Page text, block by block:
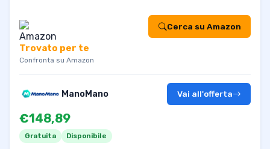
Trovato per te
Confronta su Amazon
Cerca su Amazon
ManoMano
€148,89
Gratuita Disponibile
Vai all'offerta